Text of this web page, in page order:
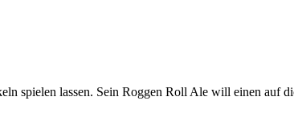
spielen lassen. Sein Roggen Roll Ale will einen auf